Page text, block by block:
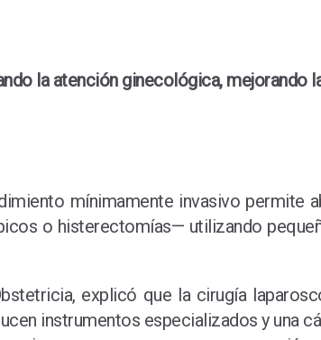
la atención ginecológica, mejorando
mínimamente invasivo permite
o histerectomías— utilizando
explicó que la cirugía
instrumentos especializados y una